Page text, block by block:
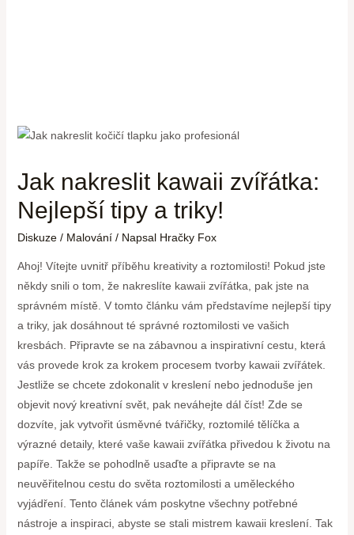
Jak nakreslit kawaii zvířátka:
Nejlepší tipy a triky!
Diskuze / Malování/ Napsal Hračky Fox
Ahoj! Vítejte uvnitř příběhu kreativity a roztomilosti! Pokud jste
někdy snili o tom, že nakreslíte kawaii zvířátka, pak jste na
správném místě. V tomto článku vám představíme nejlepší tipy
a triky, jak dosáhnout té správné roztomilosti ve vašich
kresbách. Připravte se na zábavnou a inspirativní cestu, která
vás provede krok za krokem procesem tvorby kawaii zvířátek.
Jestliže se chcete zdokonalit v kreslení nebo jednoduše jen
objevit nový kreativní svět, pak neváhejte dál číst! Zde se
dozvíte, jak vytvořit úsměvné tvářičky, roztomilé tělíčka a
výrazné detaily, které vaše kawaii zvířátka přivedou k životu na
papíře. Takže se pohodlně usaďte a připravte se na
neuvěřitelnou cestu do světa roztomilosti a uměleckého
vyjádření. Tento článek vám poskytne všechny potřebné
nástroje a inspiraci, abyste se stali mistrem kawaii kreslení. Tak